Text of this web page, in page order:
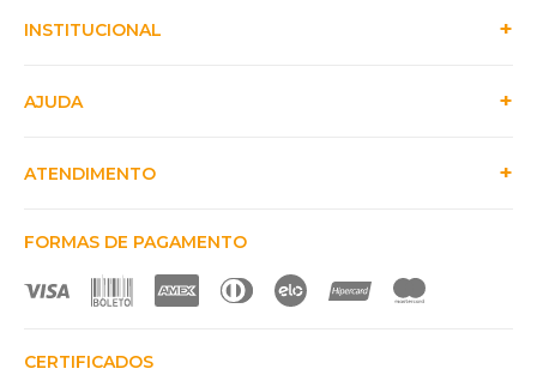
INSTITUCIONAL
AJUDA
ATENDIMENTO
FORMAS DE PAGAMENTO
CERTIFICADOS